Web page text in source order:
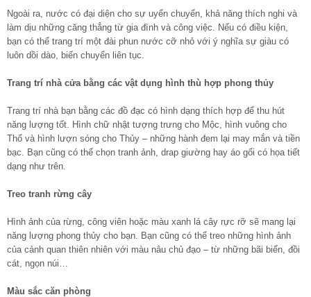
Ngoài ra, nước có đại diện cho sự uyển chuyển, khả năng thích nghi và
làm dịu những căng thẳng từ gia đình và công việc. Nếu có điều kiện,
bạn có thể trang trí một đài phun nước cỡ nhỏ với ý nghĩa sự giàu có
luôn dồi dào, biến chuyển liên tục.
Trang trí nhà cửa bằng các vật dụng hình thù hợp phong thủy
Trang trí nhà bạn bằng các đồ đạc có hình dạng thích hợp để thu hút
năng lượng tốt. Hình chữ nhật tượng trưng cho Mộc, hình vuông cho
Thổ và hình lượn sóng cho Thủy – những hành đem lại may mắn và tiền
bạc. Bạn cũng có thể chọn tranh ảnh, drap giường hay áo gối có họa tiết
dạng như trên.
Treo tranh rừng cây
Hình ảnh của rừng, công viên hoặc màu xanh lá cây rực rỡ sẽ mang lại
năng lượng phong thủy cho bạn. Bạn cũng có thể treo những hình ảnh
của cảnh quan thiên nhiên với màu nâu chủ đạo – từ những bãi biển, đồi
cát, ngọn núi…
Màu sắc căn phòng